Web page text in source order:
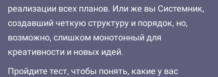
реализации всех планов. Или же вы Системник,
создавший четкую структуру и порядок, но,
возможно, слишком монотонный для
креативности и новых идей.
Пройдите тест, чтобы понять, какие у вас